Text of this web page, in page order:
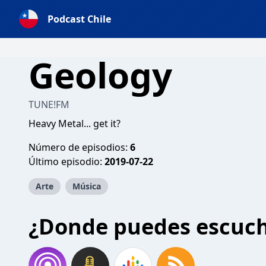
Podcast Chile
Geology
TUNE!FM
Heavy Metal... get it?
Número de episodios: 6
Último episodio: 2019-07-22
Arte Música
¿Donde puedes